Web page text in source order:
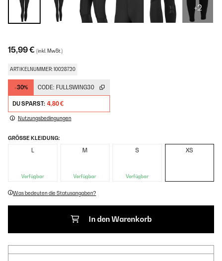
+2
15,99 € (inkl. MwSt.)
ARTIKELNUMMER: 10028720
-30% CODE: FULLSWING30
DU SPARST: 4,80 €
Nutzungsbedingungen
GRÖSSE KLEIDUNG:
L
Verfügbar
M
Verfügbar
S
Verfügbar
XS
Was bedeuten die Statusangaben?
In den Warenkorb